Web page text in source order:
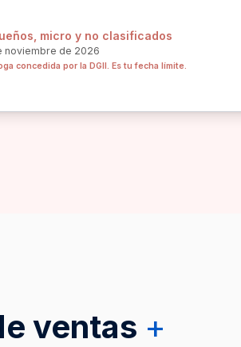
micro y no clasificados
noviembre de 2026
concedida por la DGII. Es tu fecha límite.
ventas +